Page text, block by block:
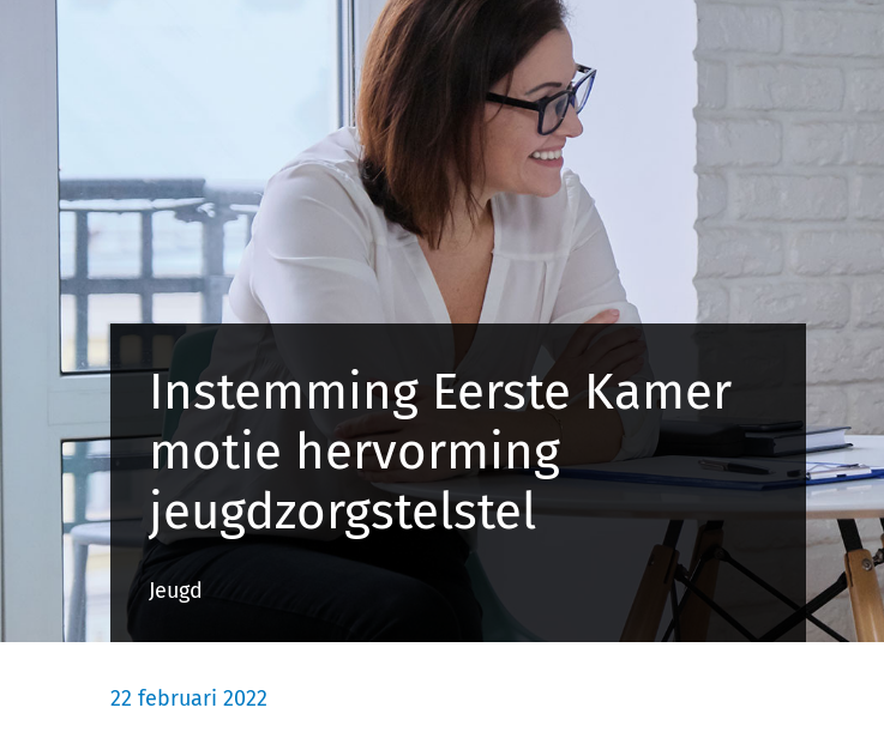
Instemming Eerste Kamer
motie hervorming
jeugdzorgstelstel
Jeugd
22 februari 2022